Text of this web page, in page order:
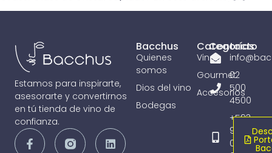
Estamos para inspirarte,
asesorarte y convertirnos
en tú tienda de vino de
confianza.
Bacchus
Quienes
somos
Dios del vino
Bodegas
Categorías
Vinos
Gourmet
Accesorios
Contacto
02
500
4500
+593
98
065